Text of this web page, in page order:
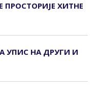
ПРОСТОРИЈЕ ХИТНЕ
УПИС НА ДРУГИ И